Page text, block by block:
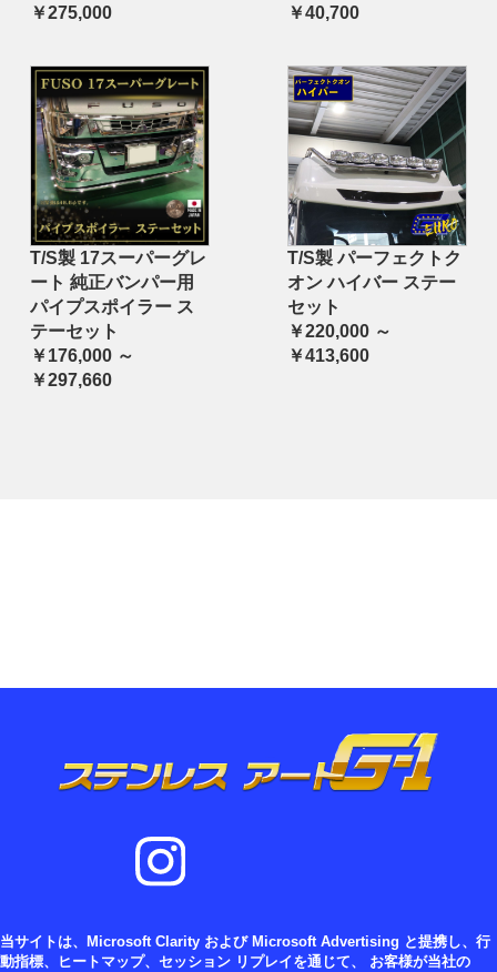
￥275,000
￥40,700
T/S製 17スーパーグレ
ート 純正バンパー用
パイプスポイラー ス
テーセット
￥176,000 ～
￥297,660
T/S製 パーフェクトク
オン ハイバー ステー
セット
￥220,000 ～
￥413,600
当サイトは、Microsoft Clarity および Microsoft Advertising と提携し、行
動指標、ヒートマップ、セッション リプレイを通じて、 お客様が当社の